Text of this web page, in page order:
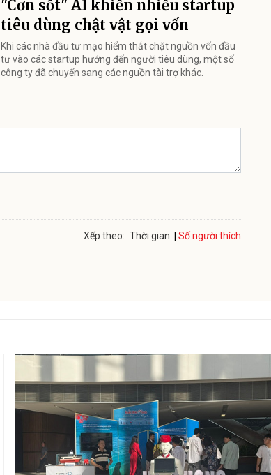
"Cơn sốt" AI khiến nhiều startup
tiêu dùng chật vật gọi vốn
Khi các nhà đầu tư mạo hiểm thắt chặt nguồn vốn đầu
tư vào các startup hướng đến người tiêu dùng, một số
công ty đã chuyển sang các nguồn tài trợ khác.
Xếp theo: Thời gian Số người thích